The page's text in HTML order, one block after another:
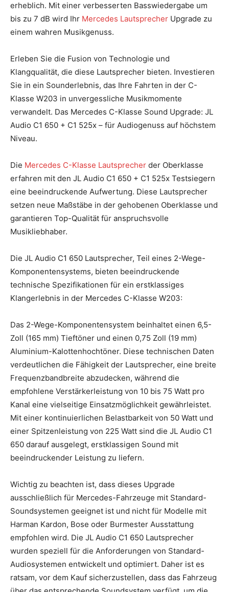
erheblich. Mit einer verbesserten Basswiedergabe um
bis zu 7 dB wird Ihr Mercedes Lautsprecher Upgrade zu
einem wahren Musikgenuss.
Erleben Sie die Fusion von Technologie und
Klangqualität, die diese Lautsprecher bieten. Investieren
Sie in ein Sounderlebnis, das Ihre Fahrten in der C-
Klasse W203 in unvergessliche Musikmomente
verwandelt. Das Mercedes C-Klasse Sound Upgrade: JL
Audio C1 650 + C1 525x – für Audiogenuss auf höchstem
Niveau.
Die Mercedes C-Klasse Lautsprecher der Oberklasse
erfahren mit den JL Audio C1 650 + C1 525x Testsiegern
eine beeindruckende Aufwertung. Diese Lautsprecher
setzen neue Maßstäbe in der gehobenen Oberklasse und
garantieren Top-Qualität für anspruchsvolle
Musikliebhaber.
Die JL Audio C1 650 Lautsprecher, Teil eines 2-Wege-
Komponentensystems, bieten beeindruckende
technische Spezifikationen für ein erstklassiges
Klangerlebnis in der Mercedes C-Klasse W203:
Das 2-Wege-Komponentensystem beinhaltet einen 6,5-
Zoll (165 mm) Tieftöner und einen 0,75 Zoll (19 mm)
Aluminium-Kalottenhochtöner. Diese technischen Daten
verdeutlichen die Fähigkeit der Lautsprecher, eine breite
Frequenzbandbreite abzudecken, während die
empfohlene Verstärkerleistung von 10 bis 75 Watt pro
Kanal eine vielseitige Einsatzmöglichkeit gewährleistet.
Mit einer kontinuierlichen Belastbarkeit von 50 Watt und
einer Spitzenleistung von 225 Watt sind die JL Audio C1
650 darauf ausgelegt, erstklassigen Sound mit
beeindruckender Leistung zu liefern.
Wichtig zu beachten ist, dass dieses Upgrade
ausschließlich für Mercedes-Fahrzeuge mit Standard-
Soundsystemen geeignet ist und nicht für Modelle mit
Harman Kardon, Bose oder Burmester Ausstattung
empfohlen wird. Die JL Audio C1 650 Lautsprecher
wurden speziell für die Anforderungen von Standard-
Audiosystemen entwickelt und optimiert. Daher ist es
ratsam, vor dem Kauf sicherzustellen, dass das Fahrzeug